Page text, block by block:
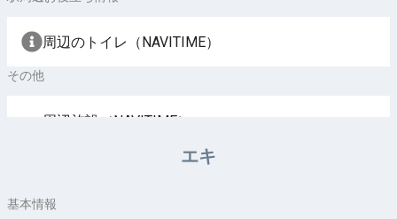
周辺のトイレ（NAVITIME）
その他
周辺施設（NAVITIME）
エキ
基本情報